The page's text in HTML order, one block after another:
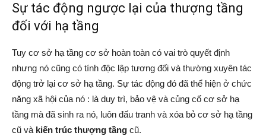
Sự tác động ngược lại của thượng tầng
đối với hạ tầng
Tuy cơ sở hạ tầng cơ sở hoàn toàn có vai trò quyết định
nhưng nó cũng có tính độc lập tương đối và thường xuyên tác
động trở lại cơ sở hạ tầng. Sự tác động đó đã thể hiện ở chức
năng xã hội của nó : là duy trì, bảo vệ và củng cố cơ sở hạ
tầng mà đã sinh ra nó, luôn đấu tranh và xóa bỏ cơ sở hạ tầng
cũ và kiến trúc thượng tầng cũ.